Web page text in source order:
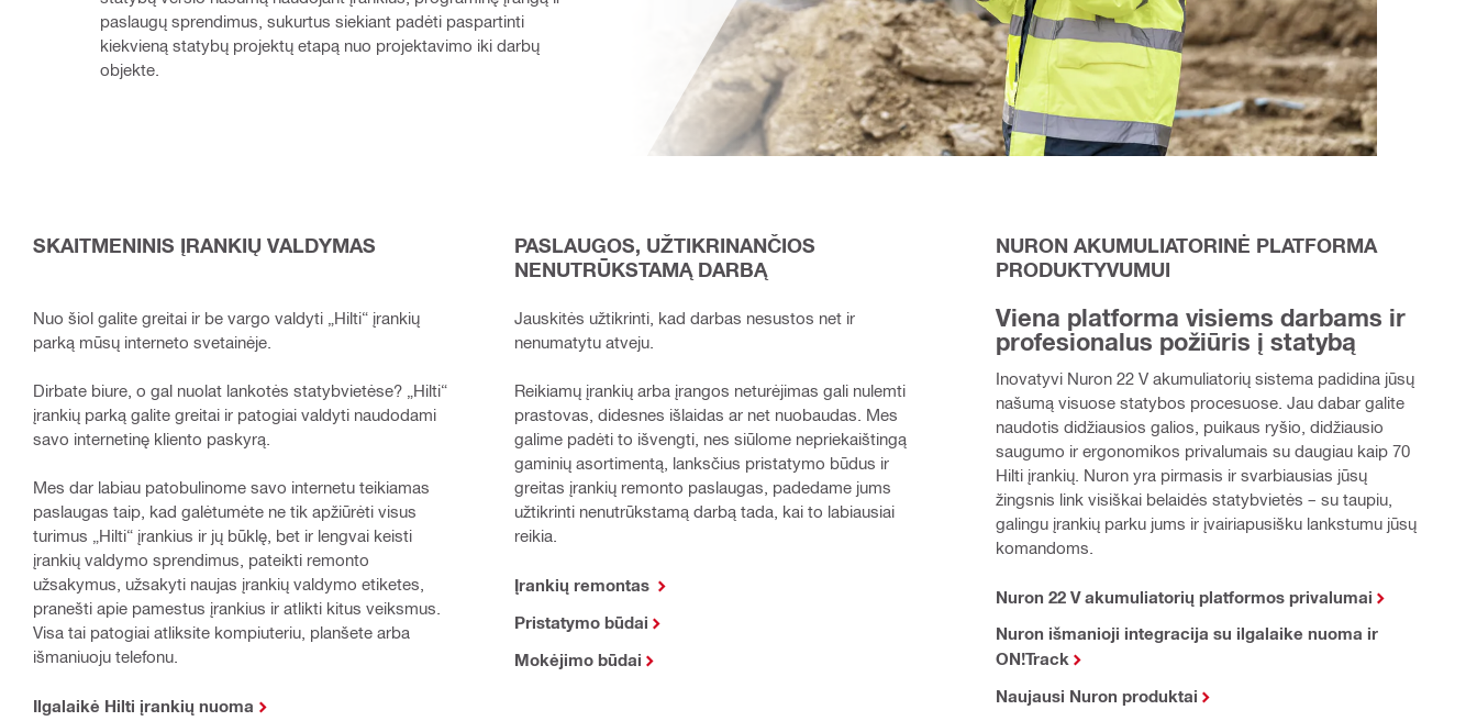
paslaugų sprendimus, sukurtus siekiant padėti paspartinti
kiekvieną statybų projektų etapą nuo projektavimo iki darbų
objekte.
SKAITMENINIS ĮRANKIŲ VALDYMAS
Nuo šiol galite greitai ir be vargo valdyti „Hilti“ įrankių
parką mūsų interneto svetainėje.
Dirbate biure, o gal nuolat lankotės statybvietėse? „Hilti“
įrankių parką galite greitai ir patogiai valdyti naudodami
savo internetinę kliento paskyrą.
Mes dar labiau patobulinome savo internetu teikiamas
paslaugas taip, kad galėtumėte ne tik apžiūrėti visus
turimus „Hilti“ įrankius ir jų būklę, bet ir lengvai keisti
įrankių valdymo sprendimus, pateikti remonto
užsakymus, užsakyti naujas įrankių valdymo etiketes,
pranešti apie pamestus įrankius ir atlikti kitus veiksmus.
Visa tai patogiai atliksite kompiuteriu, planšete arba
išmaniuoju telefonu.
Ilgalaikė Hilti įrankių nuoma
PASLAUGOS, UŽTIKRINANČIOS
NENUTRŪKSTAMĄ DARBĄ
Jauskitės užtikrinti, kad darbas nesustos net ir
nenumatytu atveju.
Reikiamų įrankių arba įrangos neturėjimas gali nulemti
prastovas, didesnes išlaidas ar net nuobaudas. Mes
galime padėti to išvengti, nes siūlome nepriekaištingą
gaminių asortimentą, lanksčius pristatymo būdus ir
greitas įrankių remonto paslaugas, padedame jums
užtikrinti nenutrūkstamą darbą tada, kai to labiausiai
reikia.
Įrankių remontas
Pristatymo būdai
Mokėjimo būdai
NURON AKUMULIATORINĖ PLATFORMA
PRODUKTYVUMUI
Viena platforma visiems darbams ir
profesionalus požiūris į statybą
Inovatyvi Nuron 22 V akumuliatorių sistema padidina jūsų
našumą visuose statybos procesuose. Jau dabar galite
naudotis didžiausios galios, puikaus ryšio, didžiausio
saugumo ir ergonomikos privalumais su daugiau kaip 70
Hilti įrankių. Nuron yra pirmasis ir svarbiausias jūsų
žingsnis link visiškai belaidės statybvietės – su taupiu,
galingu įrankių parku jums ir įvairiapusišku lankstumu jūsų
komandoms.
Nuron 22 V akumuliatorių platformos privalumai
Nuron išmanioji integracija su ilgalaike nuoma ir
ON!Track
Naujausi Nuron produktai